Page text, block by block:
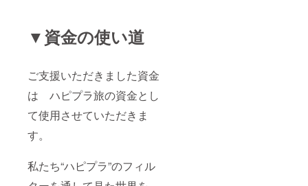
▼資金の使い道
ご支援いただきました資金
は ハピプラ旅の資金とし
て使用させていただきま
す。
私たち“ハピプラ”のフィル